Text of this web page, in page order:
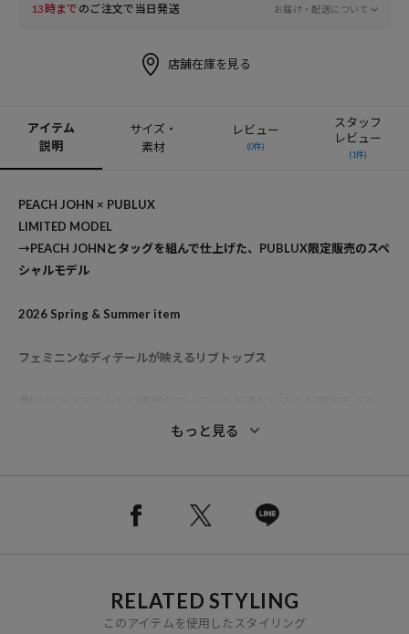
13時まで のご注文で当日発送 お届け・配送について
店舗在庫を見る
アイテム
説明
サイズ・
素材
レビュー
(0件)
スタッフ
レビュー
(1件)
PEACH JOHN × PUBLUX
LIMITED MODEL
→PEACH JOHNとタッグを組んで仕上げた、PUBLUX限定販売のスペ
シャルモデル
2026 Spring & Summer item
フェミニンなディテールが映えるリブトップス
●フロントのリボンディテールがスタイリングのアクセントに◎
●フロントボタンを開けてカーディガンとしても着用でき、着こなし
もっと見る
RELATED STYLING
このアイテムを使用したスタイリング